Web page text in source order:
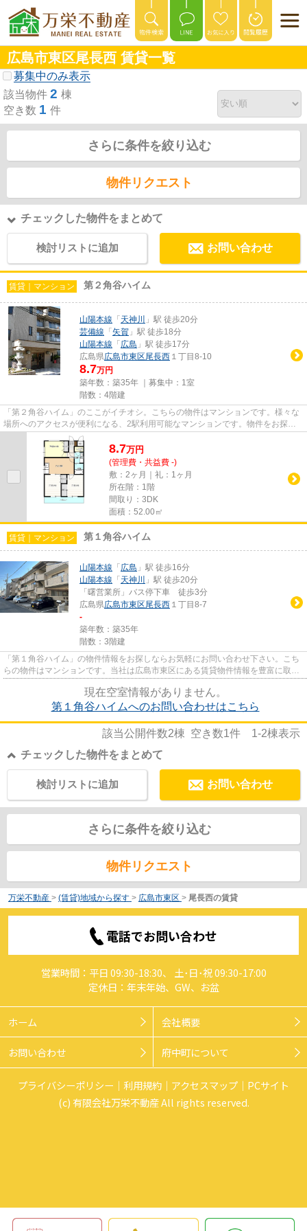
広島市東区尾長西 賃貸一覧
募集中のみ表示
該当物件 2 棟
空き数 1 件
さらに条件を絞り込む
物件リクエスト
チェックした物件をまとめて
検討リストに追加 お問い合わせ
賃貸｜マンション 第２角谷ハイム
山陽本線 「天神川
」駅 徒歩20分
芸備線 「矢賀 」駅 徒歩18分
山陽本線 「広島 」駅 徒歩17分
広島県広島市東区尾長西 １丁目8-10
8.7万円
築年数：築35年 ｜募集中： 1室
階数：4階建
「第２角谷ハイム」のここがイチオシ。こちらの物件はマンションです。様々な
場所へのアクセスが便利になる、2駅利用可能なマンションです。物件をお探し
の方はこちらからお探しになり...
8.7万円
(管理費・共益費 -)
敷：2ヶ月｜礼：1ヶ月
所在階：1階
間取り：3DK
面積：52.00㎡
賃貸｜マンション 第１角谷ハイム
山陽本線 「広島 」駅 徒歩16分
山陽本線 「天神川
」駅 徒歩20分
「曙営業所」バス停下車 徒歩3分
広島県広島市東区尾長西 １丁目8-7
-
築年数：築35年
階数：3階建
「第１角谷ハイム」の物件情報をお探しならお気軽にお問い合わせ下さい。こち
らの物件はマンションです。当社は広島市東区にある賃貸物件情報を豊富に取り
扱っております。こだわりの...
現在空室情報がありません。
第１角谷ハイムへのお問い合わせはこちら
該当公開件数2棟 空き数1件 1-2棟表示
チェックした物件をまとめて
お問い合わせ
検討リストに追加
さらに条件を絞り込む
物件リクエスト
万栄不動産 > (賃貸)地域から探す > 広島市東区 > 尾長西の賃貸
電話でお問い合わせ
営業時間：平日 09:30-18:30、 土･日･祝 09:30-17:00
定休日：年末年始、GW、お盆
ホーム 会社概要
お問い合わせ 府中町について
プライバシーポリシー 利用規約 アクセスマップ
PCサイト
(c) 有限会社万栄不動産 All rights reserved.